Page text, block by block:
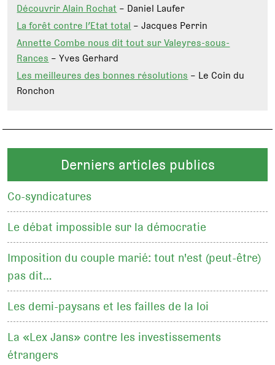
Découvrir Alain Rochat– Daniel Laufer
La forêt contre l’Etat total– Jacques Perrin
Annette Combe nous dit tout sur Valeyres-sous-
Rances– Yves Gerhard
Les meilleures des bonnes résolutions– Le Coin du
Ronchon
Derniers articles publics
Co-syndicatures
Le débat impossible sur la démocratie
Imposition du couple marié: tout n'est (peut-être)
pas dit…
Les demi-paysans et les failles de la loi
La «Lex Jans» contre les investissements
étrangers